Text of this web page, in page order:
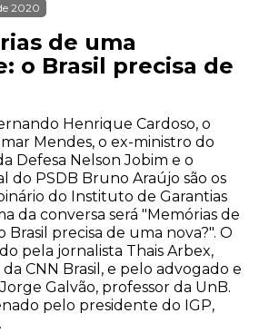
2020
de uma
o Brasil precisa de
Henrique Cardoso, o
Mendes, o ex-ministro do
Defesa Nelson Jobim e o
do PSDB Bruno Araújo são os
do Instituto de Garantias
da conversa será "Memórias de
precisa de uma nova?". O
pela jornalista Thais Arbex,
CNN Brasil, e pelo advogado e
Galvão, professor da UnB.
pelo presidente do IGP,